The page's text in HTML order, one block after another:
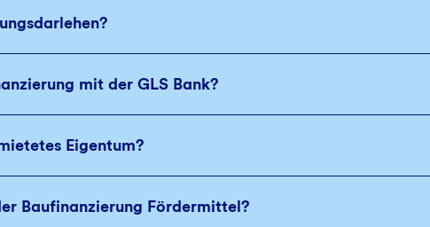
mit der GLS Bank?
Eigentum?
Baufinanzierung Fördermittel?